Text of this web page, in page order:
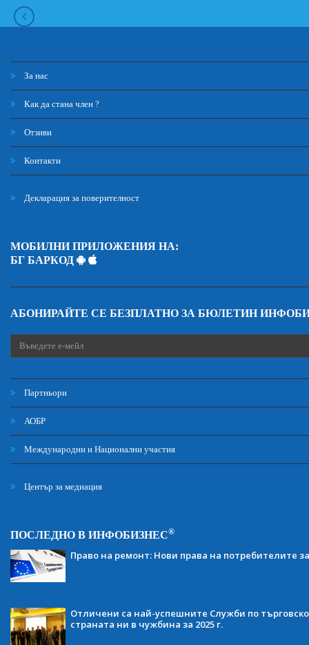
За нас
Как да стана член ?
Отзиви
Контакти
Декларация за поверителност
МОБИЛНИ ПРИЛОЖЕНИЯ НА:
БГ БАРКОД
АБОНИРАЙТЕ СЕ БЕЗПЛАТНО ЗА БЮЛЕТИН
Партньори
АОБР
Международни и Национални участия
Център за медиация
ПОСЛЕДНО В ИНФОБИЗНЕС®
Право на ремонт: Нови права на потребителите
Отличени са най-успешните Служби по
страната ни в чужбина за 2025 г.